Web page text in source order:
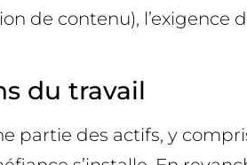
de contenu), l’exigence
du travail
partie des actifs, y